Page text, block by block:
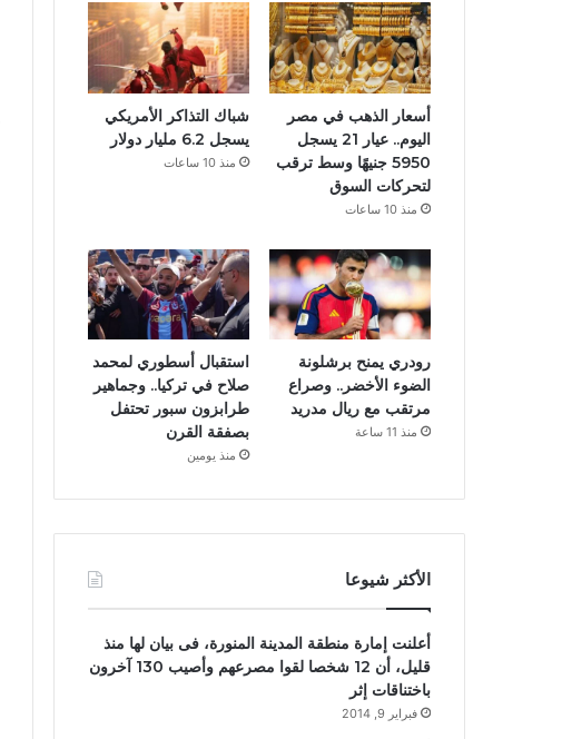
أسعار الذهب في مصر
اليوم.. عيار 21 يسجل
5950 جنيهًا وسط ترقب
لتحركات السوق
منذ 10 ساعات
شباك التذاكر الأمريكي
يسجل 6.2 مليار دولار
منذ 10 ساعات
رودري يمنح برشلونة
الضوء الأخضر.. وصراع
مرتقب مع ريال مدريد
منذ 11 ساعة
استقبال أسطوري لمحمد
صلاح في تركيا.. وجماهير
طرابزون سبور تحتفل
بصفقة القرن
منذ يومين
الأكثر شيوعا
أعلنت إمارة منطقة المدينة المنورة، فى بيان لها منذ
قليل، أن 12 شخصا لقوا مصرعهم وأصيب 130 آخرون
باختناقات إثر
فبراير 9, 2014